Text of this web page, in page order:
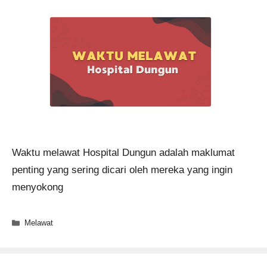
Waktu melawat Hospital Dungun adalah maklumat
penting yang sering dicari oleh mereka yang ingin
menyokong
Categories
Melawat